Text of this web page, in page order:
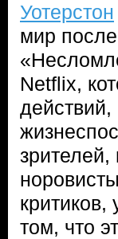
Уотерстон
мир
Netflix,
зрителей,
том, что